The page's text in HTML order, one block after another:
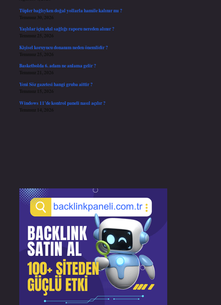
Tüpler bağlıyken doğal yollarla hamile kalınır mı ?
Temmuz 30, 2026
Yaşlılar için akıl sağlığı raporu nereden alınır ?
Temmuz 25, 2026
Kişisel koruyucu donanım neden önemlidir ?
Temmuz 25, 2026
Basketbolda 6. adam ne anlama gelir ?
Temmuz 21, 2026
Yeni Söz gazetesi hangi gruba aittir ?
Temmuz 15, 2026
Windows 11’de kontrol paneli nasıl açılır ?
Temmuz 14, 2026